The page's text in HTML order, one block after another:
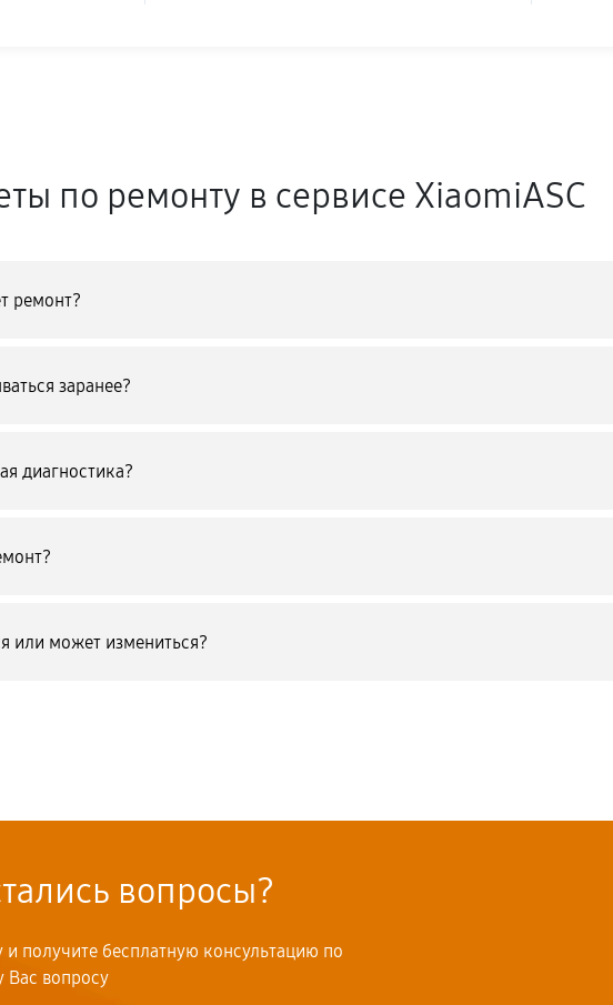
по ремонту в сервисе XiaomiASC
ремонт?
заранее?
диагностика?
или может измениться?
вопросы?
и получите бесплатную консультацию по
Вас вопросу